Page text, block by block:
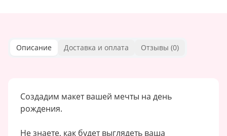
Описание Доставка и оплата Отзывы (0)
Создадим макет вашей мечты на день
рождения.
Не знаете, как будет выглядеть ваша